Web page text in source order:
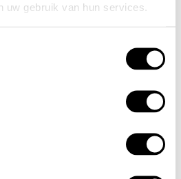
uw gebruik van hun services.